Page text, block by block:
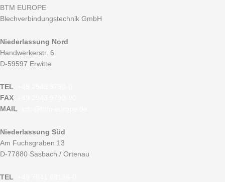
BTM EUROPE
Blechverbindungstechnik GmbH
Niederlassung Nord
Handwerkerstr. 6
D-59597 Erwitte
TEL
FAX
MAIL
Niederlassung Süd
Am Fuchsgraben 13
D-77880 Sasbach / Ortenau
TEL